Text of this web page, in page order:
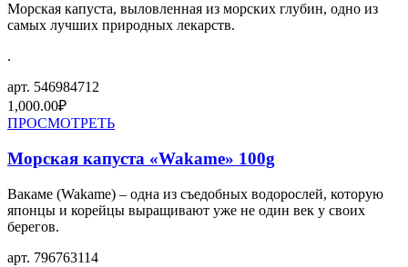
Морская капуста, выловленная из морских глубин, одно из
самых лучших природных лекарств.
.
арт. 546984712
1,000.00₽
ПРОСМОТРЕТЬ
Морская капуста «Wakame» 100g
Вакаме (Wakame) – одна из съедобных водорослей, которую
японцы и корейцы выращивают уже не один век у своих
берегов.
арт. 796763114